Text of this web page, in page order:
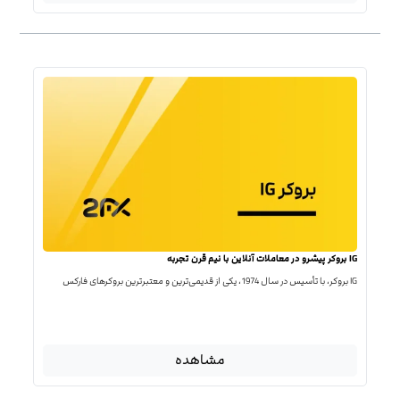
IG بروکر پیشرو در معاملات آنلاین با نیم قرن تجربه
IG بروکر، با تأسیس در سال 1974، یکی از قدیمی‌ترین و معتبرترین بروکرهای فارکس
مشاهده